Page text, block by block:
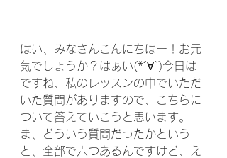
はい、みなさんこんにちはー！お元
気でしょうか？はぁい(*´∀`)今日は
ですね、私のレッスンの中でいただ
いた質問がありますので、こちらに
ついて答えていこうと思います。
ま、どういう質問だったかという
と、全部で六つあるんですけど、え